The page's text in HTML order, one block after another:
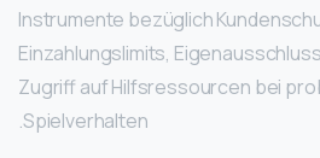
Instrumente bezüglich
Einzahlungslimits,
Zugriff auf Hilfsressourcen bei
Spielverhalten.